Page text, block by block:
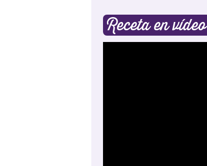
Receta en vídeo